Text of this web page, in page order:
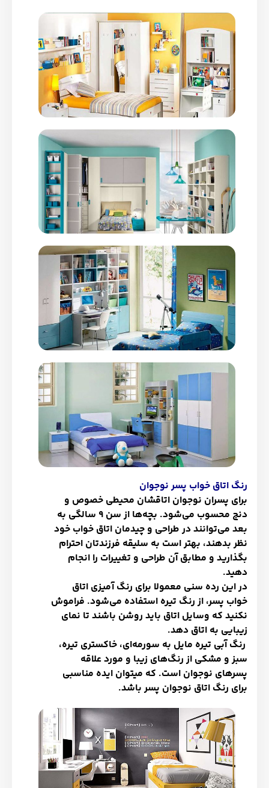
رنگ اتاق خواب پسر نوجوان
برای پسران نوجوان اتاقشان محیطی خصوص و
دنج محسوب می‌شود. بچه‌ها از سن 9 سالگی به
بعد می‌توانند در طراحی و چیدمان اتاق خواب خود
نظر بدهند، بهتر است به سلیقه فرزندتان احترام
بگذارید و مطابق آن طراحی و تغییرات را انجام
دهید.
در این رده سنی معمولا برای رنگ آمیزی اتاق
خواب پسر، از رنگ تیره استفاده می‌شود. فراموش
نکنید که وسایل اتاق باید روشن باشند تا نمای
زیبایی به اتاق دهد.
رنگ آبی تیره مایل به سورمه‌ای، خاکستری تیره،
سبز و مشکی از رنگ‌های زیبا و مورد علاقه
پسرهای نوجوان است. که میتوان ایده مناسبی
برای رنگ اتاق نوجوان پسر باشد.